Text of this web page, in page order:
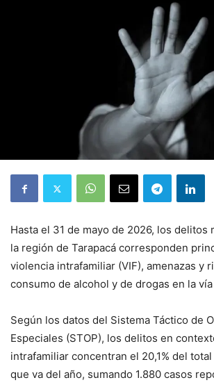
Hasta el 31 de mayo de 2026, los delitos
la región de Tarapacá corresponden
violencia intrafamiliar (VIF), amenazas y
consumo de alcohol y de drogas en la
Según los datos del Sistema Táctico de
Especiales (STOP), los delitos en
intrafamiliar concentran el 20,1% del
que va del año, sumando 1.880 casos